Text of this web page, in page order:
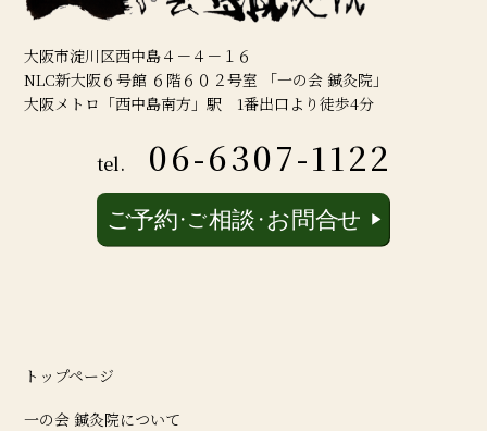
大阪市淀川区西中島４－４－１６
NLC新大阪６号館 ６階６０２号室 「一の会 鍼灸院」
大阪メトロ「西中島南方」駅 1番出口より徒歩4分
tel. 06-6307-1122
トップページ
一の会 鍼灸院について